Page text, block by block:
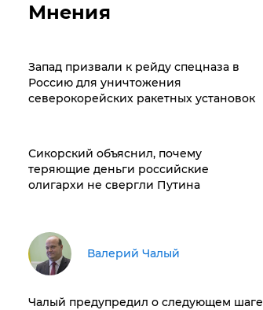
Мнения
Запад призвали к рейду спецназа в
Россию для уничтожения
северокорейских ракетных установок
Сикорский объяснил, почему
теряющие деньги российские
олигархи не свергли Путина
Валерий Чалый
Чалый предупредил о следующем шаге